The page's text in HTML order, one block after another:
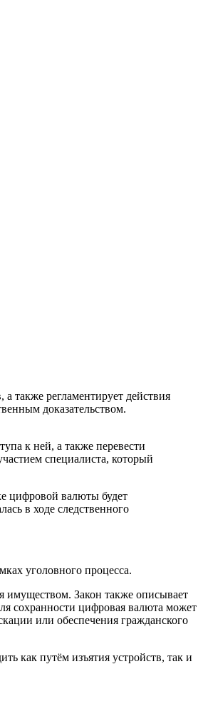
также регламентирует действия
доказательством.
к ней, а также перевести
специалиста, который
цифровой валюты будет
в ходе следственного
уголовного процесса.
имуществом. Закон также описывает
сохранности цифровая валюта может
или обеспечения гражданского
как путём изъятия устройств, так и